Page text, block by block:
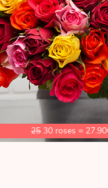
25 30 roses =